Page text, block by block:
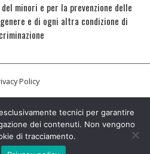
minori e per la prevenzione delle
e di ogni altra condizione di
Policy
bydsweb.lab
tecnici per garantire
dei contenuti. Non vengono
di tracciamento.